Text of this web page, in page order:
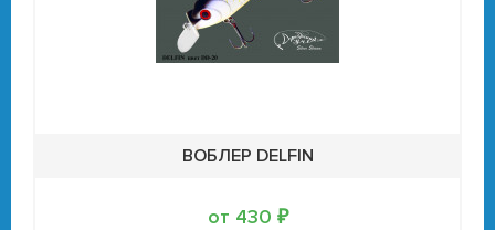
ВОБЛЕР DELFIN
от 430 ₽